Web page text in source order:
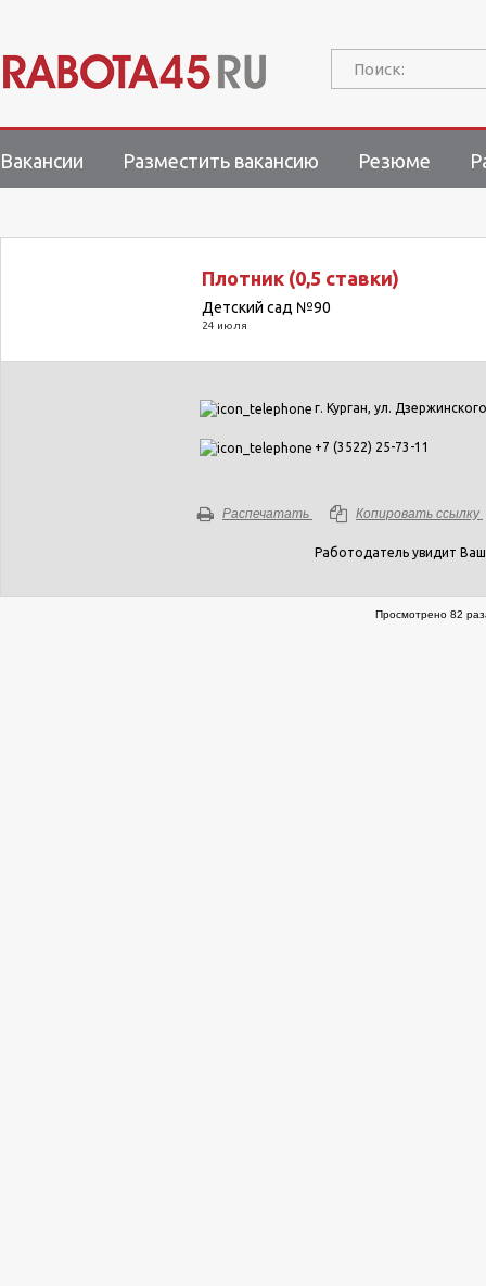
Поиск:
Вакансии Разместить вакансию Резюме
Плотник (0,5 ставки)
Детский сад №90
24 июля
г. Курган, ул.
+7 (3522) 25-73-11
Распечатать Копировать ссылку
Работодатель увидит
Просмотрено 82